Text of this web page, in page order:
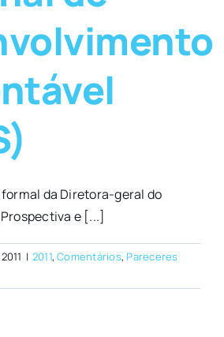
da Diretora-geral do
e [...]
| 2011,Comentários, Pareceres